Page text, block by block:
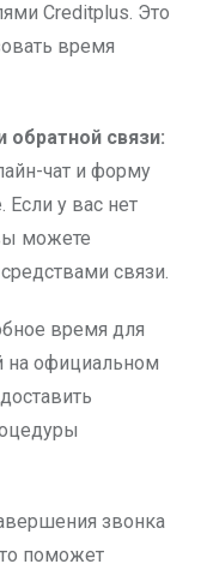
Creditplus. Это
время
обратной связи:
чат и форму
Если у вас нет
можете
связи.
время для
на официальном
звонка
поможет